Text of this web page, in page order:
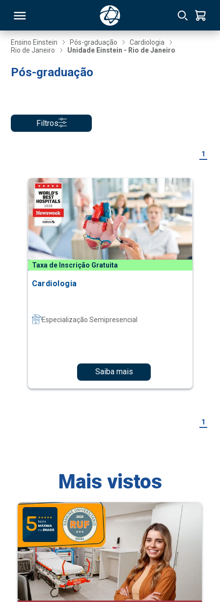
Ensino Einstein Pós-graduação
Cardiologia
Rio de Janeiro
Unidade Einstein - Rio de Janeiro
Pós-graduação
Filtros
1
Taxa de Inscrição Gratuita
Cardiologia
Especialização Semipresencial
Saiba mais
1
Mais vistos